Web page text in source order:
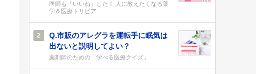
医師も「いいね」した！ 人に教えたくなる薬
学＆医療トリビア
2
Q.市販のアレグラを運転手に眠気は
出ないと説明してよい？
薬剤師のための「学べる医療クイズ」